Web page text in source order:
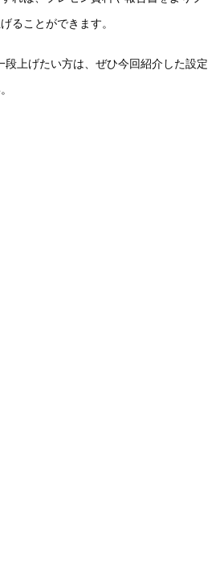
ることができます。
段上げたい方は、ぜひ今回紹介した設定